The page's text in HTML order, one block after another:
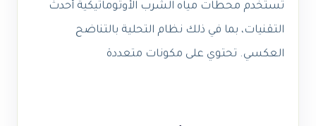
تستخدم محطات مياه الشرب الأوتوماتيكية أحدث
التقنيات، بما في ذلك نظام التحلية بالتناضح
العكسي. تحتوي على مكونات متعددة